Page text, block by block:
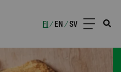
FI /EN /SV